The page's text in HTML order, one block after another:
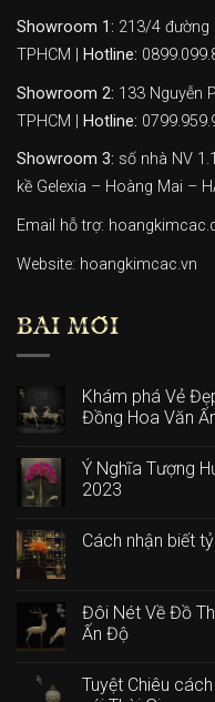
Showroom 1: 213/4 đường
TPHCM |
Hotline:
Showroom 2: 133 Nguyễn
TPHCM |
Hotline:
Showroom 3: số nhà NV
kề Gelexia – Hoàng Mai –
Email hỗ trợ:
Website: hoangkimcac.vn
BÀI MỚI
Khám phá Vẻ
Đồng Hoa Văn
Ý Nghĩa Tượng
2023
Cách nhận biết
Đôi Nét Về Đồ
Ấn Độ
Tuyệt Chiêu